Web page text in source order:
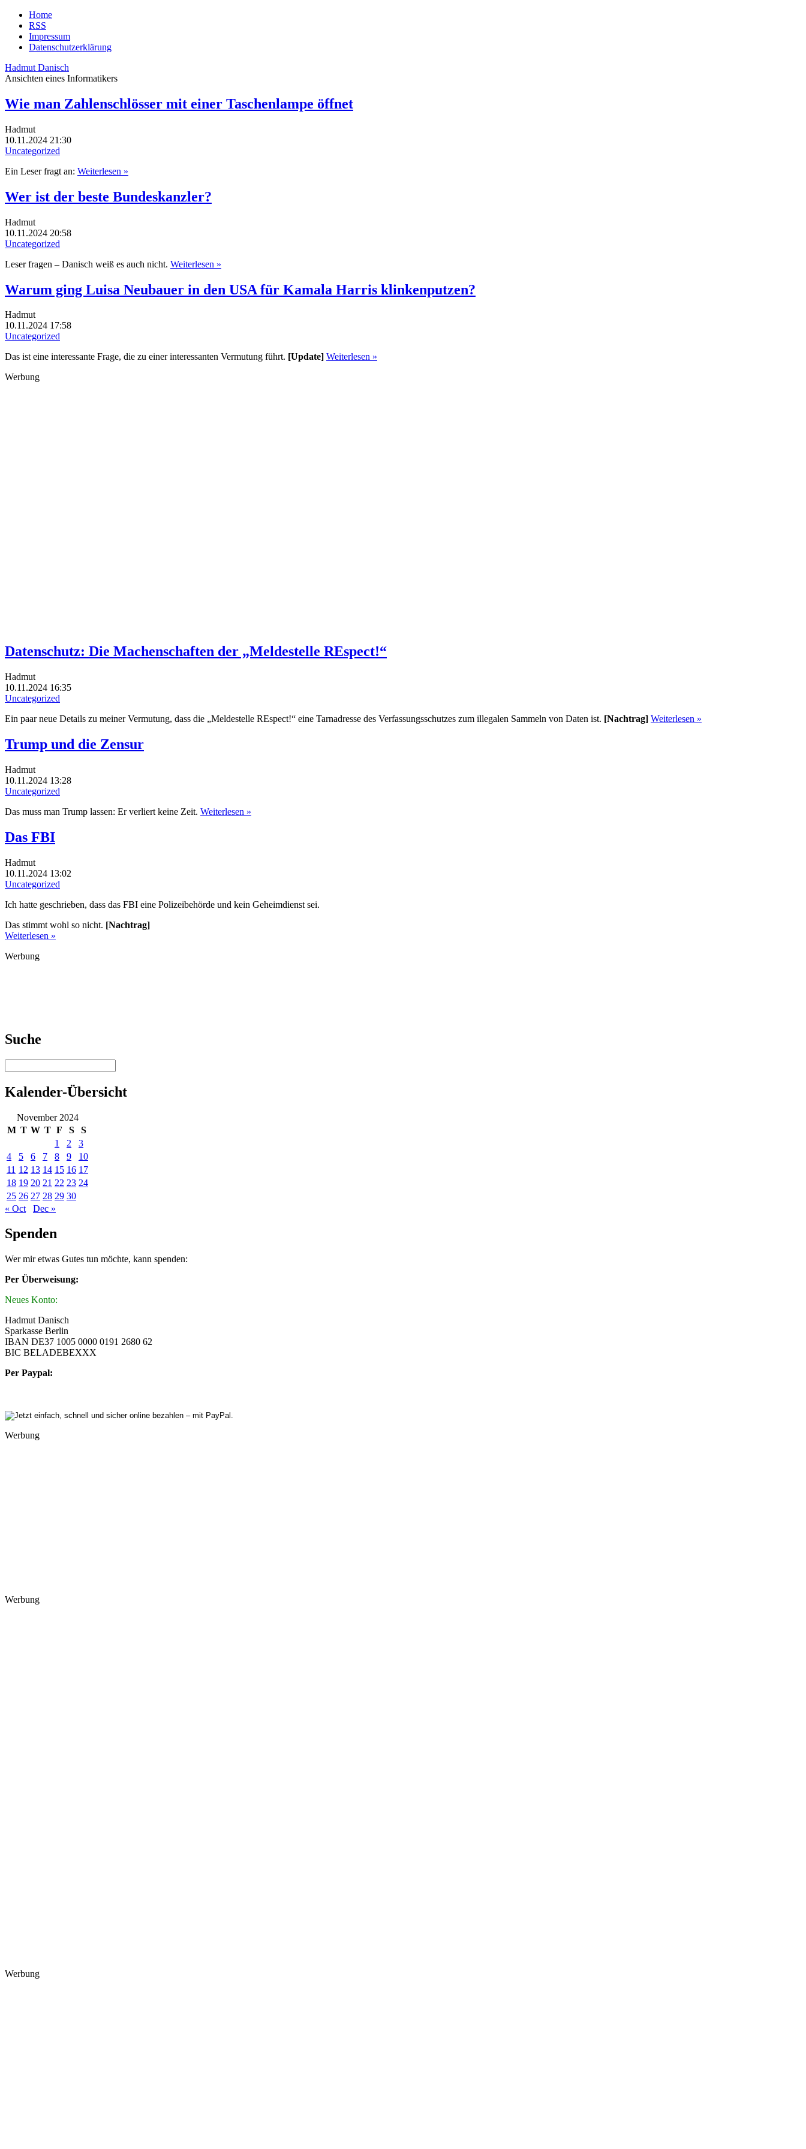
Home
RSS
Impressum
Datenschutzerklärung
Hadmut Danisch
Ansichten eines Informatikers
Wie man Zahlenschlösser mit einer Taschenlampe öffnet
Hadmut
10.11.2024 21:30
Uncategorized
Ein Leser fragt an: Weiterlesen »
Wer ist der beste Bundeskanzler?
Hadmut
10.11.2024 20:58
Uncategorized
Leser fragen – Danisch weiß es auch nicht. Weiterlesen »
Warum ging Luisa Neubauer in den USA für Kamala Harris klinkenputzen?
Hadmut
10.11.2024 17:58
Uncategorized
Das ist eine interessante Frage, die zu einer interessanten Vermutung führt. [Update] Weiterlesen »
Werbung
Datenschutz: Die Machenschaften der „Meldestelle REspect!“
Hadmut
10.11.2024 16:35
Uncategorized
Ein paar neue Details zu meiner Vermutung, dass die „Meldestelle REspect!“ eine Tarnadresse des Verfassungsschutzes zum illegalen Sammeln von Daten ist. [Nachtrag] Weiterlesen »
Trump und die Zensur
Hadmut
10.11.2024 13:28
Uncategorized
Das muss man Trump lassen: Er verliert keine Zeit. Weiterlesen »
Das FBI
Hadmut
10.11.2024 13:02
Uncategorized
Ich hatte geschrieben, dass das FBI eine Polizeibehörde und kein Geheimdienst sei.
Das stimmt wohl so nicht. [Nachtrag]
Weiterlesen »
Werbung
Suche
Kalender-Übersicht
November 2024
M T W T F S
S
1
2
3
4
5 6 7 8 9
10
11 12 13 14 15 16 17
18 19 20 21 22 23 24
25 26 27 28 29 30
« Oct
Dec »
Spenden
Wer mir etwas Gutes tun möchte, kann spenden:
Per Überweisung:
Neues Konto:
Hadmut Danisch
Sparkasse Berlin
IBAN DE37 1005 0000 0191 2680 62
BIC BELADEBEXXX
Per Paypal:
Werbung
Werbung
Werbung